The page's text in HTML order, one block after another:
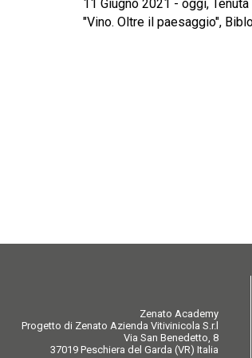
11 Giugno 2021 - oggi,
"Vino. Oltre il paesaggio",
Zenato Academy
Progetto di Zenato Azienda Vitivinicola S.r.l
Via San Benedetto, 8
37019 Peschiera del Garda (VR) Italia